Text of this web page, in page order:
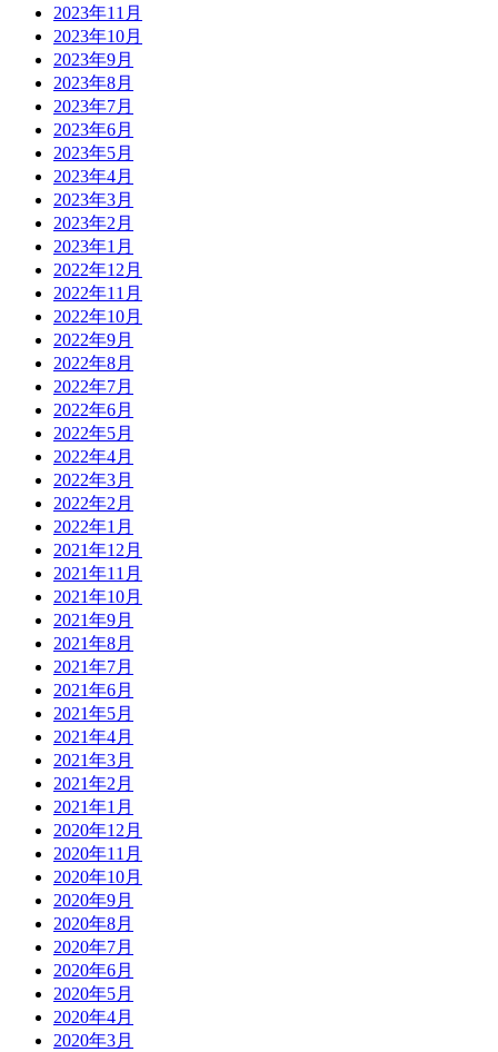
2023年11月
2023年10月
2023年9月
2023年8月
2023年7月
2023年6月
2023年5月
2023年4月
2023年3月
2023年2月
2023年1月
2022年12月
2022年11月
2022年10月
2022年9月
2022年8月
2022年7月
2022年6月
2022年5月
2022年4月
2022年3月
2022年2月
2022年1月
2021年12月
2021年11月
2021年10月
2021年9月
2021年8月
2021年7月
2021年6月
2021年5月
2021年4月
2021年3月
2021年2月
2021年1月
2020年12月
2020年11月
2020年10月
2020年9月
2020年8月
2020年7月
2020年6月
2020年5月
2020年4月
2020年3月